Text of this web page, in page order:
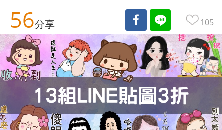
56分享 105